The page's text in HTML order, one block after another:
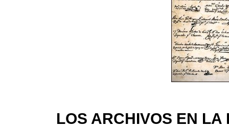
LOS ARCHIVOS EN